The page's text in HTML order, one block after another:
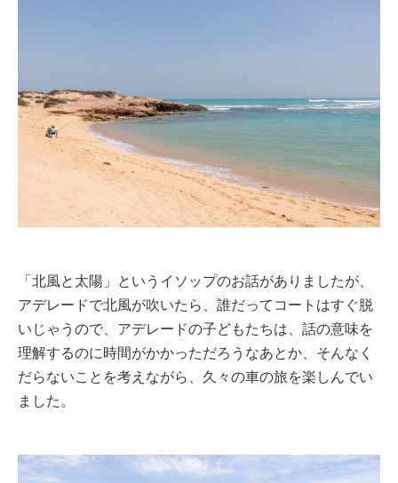
「北風と太陽」というイソップのお話がありましたが、
アデレードで北風が吹いたら、誰だってコートはすぐ脱
いじゃうので、アデレードの子どもたちは、話の意味を
理解するのに時間がかかっただろうなあとか、そんなく
だらないことを考えながら、久々の車の旅を楽しんでい
ました。